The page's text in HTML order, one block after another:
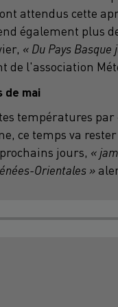
attendus cette
également plus
« Du Pays
l'association
de mai
températures par
ce temps va
jours, «
Orientales »